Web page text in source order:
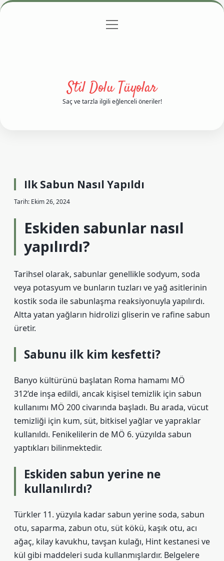
Gizlilik Politikası
menüyü
Stil Dolu Tüyolar
Saç ve tarzla ilgili eğlenceli öneriler!
Ilk Sabun Nasıl Yapıldı
Tarih: Ekim 26, 2024
Eskiden sabunlar nasıl
yapılırdı?
Tarihsel olarak, sabunlar genellikle sodyum, soda
veya potasyum ve bunların tuzları ve yağ asitlerinin
kostik soda ile sabunlaşma reaksiyonuyla yapılırdı.
Altta yatan yağların hidrolizi gliserin ve rafine sabun
üretir.
Sabunu ilk kim kesfetti?
Banyo kültürünü başlatan Roma hamamı MÖ
312’de inşa edildi, ancak kişisel temizlik için sabun
kullanımı MÖ 200 civarında başladı. Bu arada, vücut
temizliği için kum, süt, bitkisel yağlar ve yapraklar
kullanıldı. Fenikelilerin de MÖ 6. yüzyılda sabun
yaptıkları bilinmektedir.
Eskiden sabun yerine ne
kullanılırdı?
Türkler 11. yüzyıla kadar sabun yerine soda, sabun
otu, saparma, zabun otu, süt kökü, kaşık otu, acı
ağaç, kilay kavukhu, tavşan kulağı, Hint kestanesi ve
kül gibi maddeleri suda kullanmışlardır. Belgelere